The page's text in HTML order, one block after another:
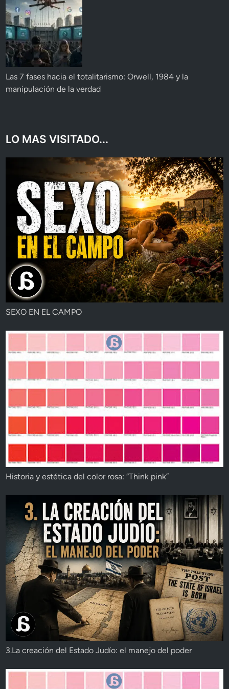
Las 7 fases hacia el totalitarismo: Orwell, 1984 y la
manipulación de la verdad
LO MAS VISITADO...
SEXO EN EL CAMPO
Historia y estética del color rosa: “Think pink”
3.La creación del Estado Judío: el manejo del poder